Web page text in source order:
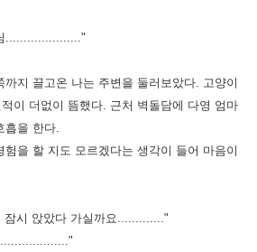
....................."
지 끌고온 나는 주변을 둘러보았다. 고양이
이 더없이 뜸했다. 근처 벽돌담에 다영 엄마
흡을 한다.
을 할 지도 모르겠다는 생각이 들어 마음이
시 앉았다 가실까요............."